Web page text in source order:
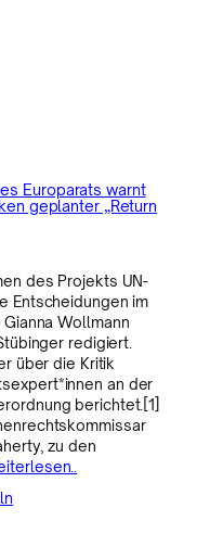
Europarats warnt
geplanter „Return
des Projekts UN-
Entscheidungen im
Wollmann
redigiert.
über die Kritik
an der
berichtet.[1]
zu den